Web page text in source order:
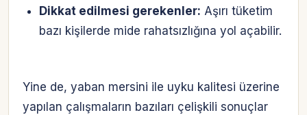
Dikkat edilmesi gerekenler: Aşırı tüketim
bazı kişilerde mide rahatsızlığına yol açabilir.
Yine de, yaban mersini ile uyku kalitesi üzerine
yapılan çalışmaların bazıları çelişkili sonuçlar